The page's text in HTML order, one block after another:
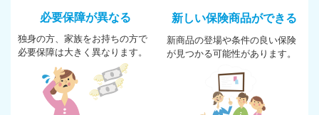
必要保障が異なる
独身の方、家族をお持ちの方で
必要保障は大きく異なります。
新しい保険商品ができる
新商品の登場や条件の良い保険
が見つかる可能性があります。